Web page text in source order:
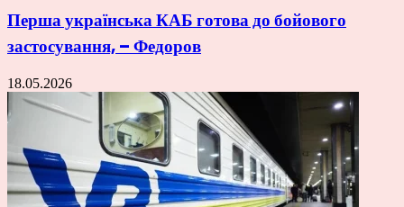
Перша українська КАБ готова до бойового
застосування, – Федоров
18.05.2026